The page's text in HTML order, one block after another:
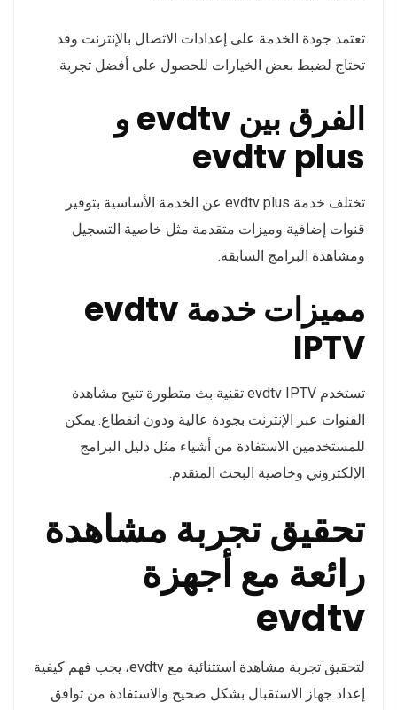
تعتمد جودة الخدمة على إعدادات الاتصال بالإنترنت وقد
تحتاج لضبط بعض الخيارات للحصول على أفضل تجربة.
الفرق بين evdtv و
evdtv plus
تختلف خدمة evdtv plus عن الخدمة الأساسية بتوفير
قنوات إضافية وميزات متقدمة مثل خاصية التسجيل
ومشاهدة البرامج السابقة.
مميزات خدمة evdtv
IPTV
تستخدم evdtv IPTV تقنية بث متطورة تتيح مشاهدة
القنوات عبر الإنترنت بجودة عالية ودون انقطاع. يمكن
للمستخدمين الاستفادة من أشياء مثل دليل البرامج
الإلكتروني وخاصية البحث المتقدم.
تحقيق تجربة مشاهدة
رائعة مع أجهزة
evdtv
لتحقيق تجربة مشاهدة استثنائية مع evdtv، يجب فهم كيفية
إعداد جهاز الاستقبال بشكل صحيح والاستفادة من توافق